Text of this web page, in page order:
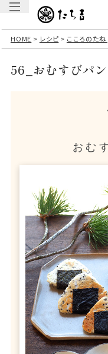
HOME レシピ こころのた
56_おむすびパ
おむ